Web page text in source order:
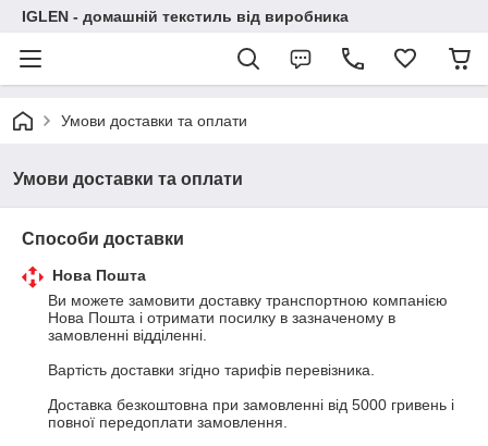
IGLEN - домашній текстиль від виробника
Умови доставки та оплати
Умови доставки та оплати
Способи доставки
Нова Пошта
Ви можете замовити доставку транспортною компанією
Нова Пошта і отримати посилку в зазначеному в
замовленні відділенні.
Вартість доставки згідно тарифів перевізника.
Доставка безкоштовна при замовленні від 5000 гривень і
повної передоплати замовлення.